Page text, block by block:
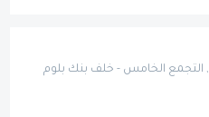
القطعة 99 - ش البنوك قطاع 1, التجمع الخامس - خلف بنك بلوم